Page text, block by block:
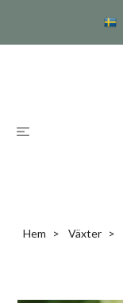
Hem Växter